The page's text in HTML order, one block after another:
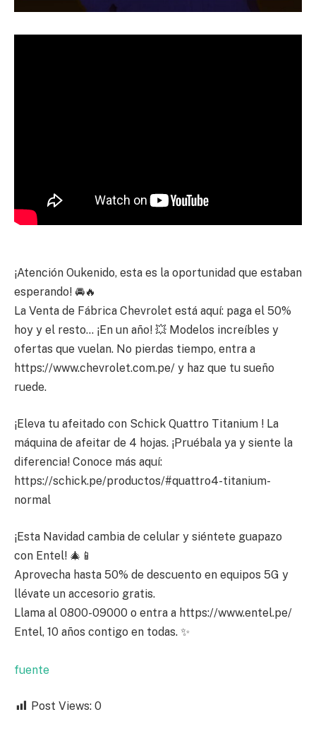
¡Atención Oukenido, esta es la oportunidad que estaban
esperando! 🚘🔥
La Venta de Fábrica Chevrolet está aquí: paga el 50%
hoy y el resto… ¡En un año! 💥 Modelos increíbles y
ofertas que vuelan. No pierdas tiempo, entra a
https://www.chevrolet.com.pe/ y haz que tu sueño
ruede.
¡Eleva tu afeitado con Schick Quattro Titanium ! La
máquina de afeitar de 4 hojas. ¡Pruébala ya y siente la
diferencia! Conoce más aquí:
https://schick.pe/productos/#quattro4-titanium-
normal
¡Esta Navidad cambia de celular y siéntete guapazo
con Entel! 🎄📱
Aprovecha hasta 50% de descuento en equipos 5G y
llévate un accesorio gratis.
Llama al 0800-09000 o entra a https://www.entel.pe/
Entel, 10 años contigo en todas. ✨
fuente
Post Views: 0